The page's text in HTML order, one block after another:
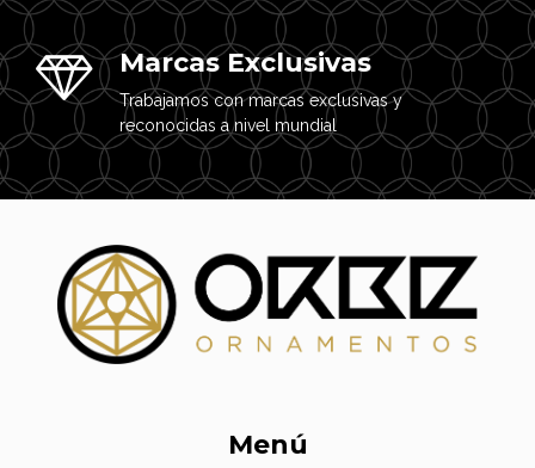
Marcas Exclusivas
Trabajamos con marcas exclusivas y
reconocidas a nivel mundial
Menú